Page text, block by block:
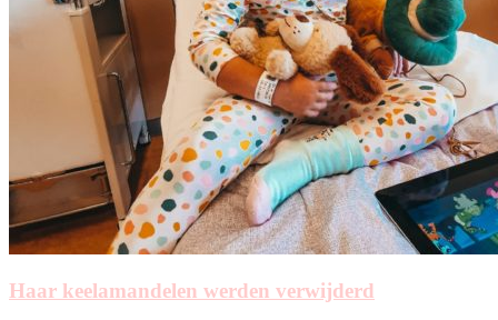
Haar keelamandelen werden verwijderd